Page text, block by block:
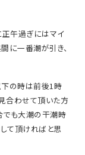
午過ぎにはマイ
に一番潮が引き、
下の時は前後1時
合わせて頂いた方
でも大潮の干潮時
て頂ければと思